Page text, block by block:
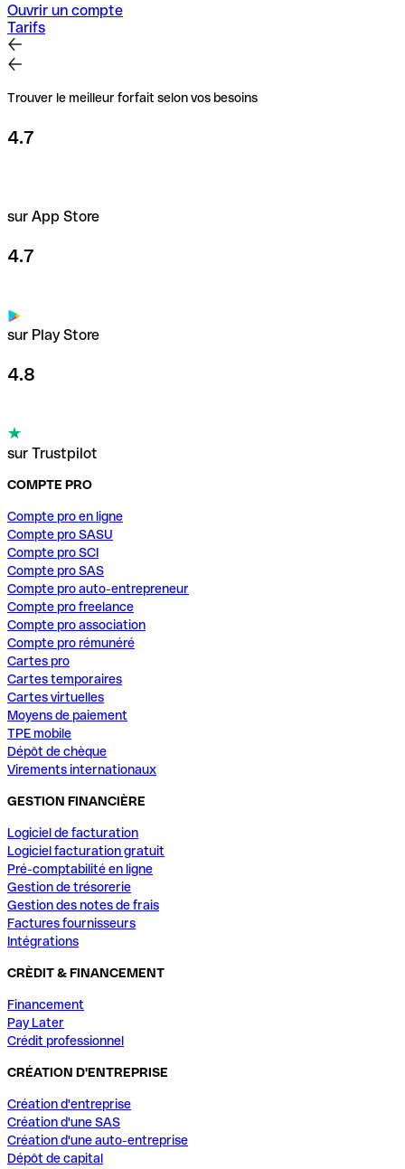
Ouvrir un compte
Tarifs
Trouver le meilleur forfait selon vos besoins
4.7
sur App Store
4.7
sur Play Store
4.8
sur Trustpilot
COMPTE PRO
Compte pro en ligne
Compte pro SASU
Compte pro SCI
Compte pro SAS
Compte pro auto-entrepreneur
Compte pro freelance
Compte pro association
Compte pro rémunéré
Cartes pro
Cartes temporaires
Cartes virtuelles
Moyens de paiement
TPE mobile
Dépôt de chèque
Virements internationaux
GESTION FINANCIÈRE
Logiciel de facturation
Logiciel facturation gratuit
Pré-comptabilité en ligne
Gestion de trésorerie
Gestion des notes de frais
Factures fournisseurs
Intégrations
CRÈDIT & FINANCEMENT
Financement
Pay Later
Crédit professionnel
CRÉATION D'ENTREPRISE
Création d'entreprise
Création d'une SAS
Création d'une auto-entreprise
Dépôt de capital